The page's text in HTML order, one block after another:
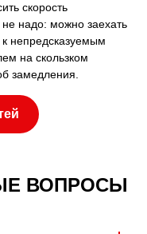
скорость
надо: можно заехать
непредсказуемым
на скользком
замедления.
ВОПРОСЫ